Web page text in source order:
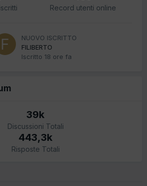
Record utenti online
NUOVO ISCRITTO
FILIBERTO
Iscritto 18 ore fa
39k
Discussioni Totali
443,3k
Risposte Totali